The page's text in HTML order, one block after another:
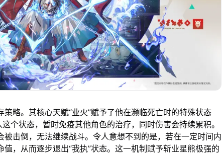
略。其核心天赋“业火”赋予了他在濒临死亡时的特殊状态
个状态，暂时免疫其他角色的治疗，同时伤害会持续累积。
击倒，无法继续战斗。令人意想不到的是，若在一定时间内
，从而逐步退出“我执”状态。这一机制赋予斩业星熊极强的